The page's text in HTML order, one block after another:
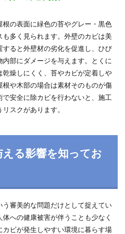
の表面に緑色の苔やグレー・黒色
多く見られます。外壁のカビは美
ると外壁材の劣化を促進し、ひび
部にダメージを与えます。とくに
燥しにくく、苔やカビが定着しや
や木部の場合は素材そのものが傷
安全に除カビを行わないと、施工
スクがあります。
る影響を知ってお
審美的な問題だけとして捉えてい
への健康被害が伴うことも少なく
ビが発生しやすい環境に暮らす場